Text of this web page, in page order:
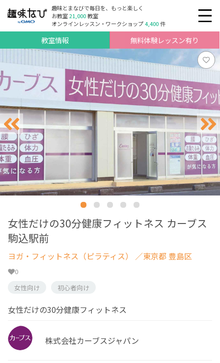
趣味とまなびで毎日を、もっと楽しく
お教室21,000教室
オンラインレッスン・ワークショップ4,400件
教室情報 無料体験レッスン有り
女性だけの30分健康フィットネス カーブス
駒込駅前
ヨガ・フィットネス（ピラティス） ／東京都 豊島区
0
女性向け
初心者向け
女性だけの30分健康フィットネス
株式会社カーブスジャパン